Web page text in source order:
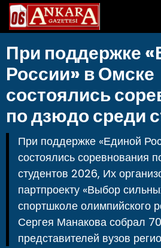
При поддержке
России» в Омске
состоялись
по дзюдо среди
При поддержке «Единой
состоялись соревнования
студентов 2026, Их
партпроекту «Выбор
спортшколе олимпийского
Сергея Манакова собрал
представителей вузов